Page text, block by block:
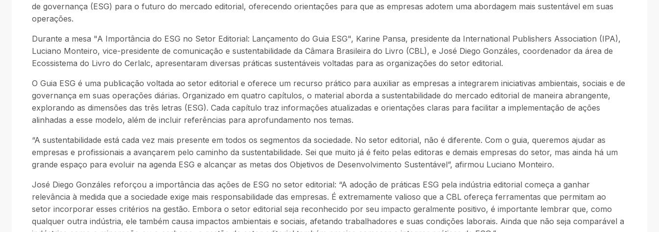
de governança (ESG) para o futuro do mercado editorial, oferecendo orientações para que as empresas adotem uma abordagem mais sustentável em suas
operações.
Durante a mesa "A Importância do ESG no Setor Editorial: Lançamento do Guia ESG", Karine Pansa, presidente da International Publishers Association (IPA),
Luciano Monteiro, vice-presidente de comunicação e sustentabilidade da Câmara Brasileira do Livro (CBL), e José Diego Gonzáles, coordenador da área de
Ecossistema do Livro do Cerlalc, apresentaram diversas práticas sustentáveis voltadas para as organizações do setor editorial.
O Guia ESG é uma publicação voltada ao setor editorial e oferece um recurso prático para auxiliar as empresas a integrarem iniciativas ambientais, sociais e de
governança em suas operações diárias. Organizado em quatro capítulos, o material aborda a sustentabilidade do mercado editorial de maneira abrangente,
explorando as dimensões das três letras (ESG). Cada capítulo traz informações atualizadas e orientações claras para facilitar a implementação de ações
alinhadas a esse modelo, além de incluir referências para aprofundamento nos temas.
“A sustentabilidade está cada vez mais presente em todos os segmentos da sociedade. No setor editorial, não é diferente. Com o guia, queremos ajudar as
empresas e profissionais a avançarem pelo caminho da sustentabilidade. Sei que muito já é feito pelas editoras e demais empresas do setor, mas ainda há um
grande espaço para evoluir na agenda ESG e alcançar as metas dos Objetivos de Desenvolvimento Sustentável”, afirmou Luciano Monteiro.
José Diego Gonzáles reforçou a importância das ações de ESG no setor editorial: “A adoção de práticas ESG pela indústria editorial começa a ganhar
relevância à medida que a sociedade exige mais responsabilidade das empresas. É extremamente valioso que a CBL ofereça ferramentas que permitam ao
setor incorporar esses critérios na gestão. Embora o setor editorial seja reconhecido por seu impacto geralmente positivo, é importante lembrar que, como
qualquer outra indústria, ele também causa impactos ambientais e sociais, afetando trabalhadores e suas condições laborais. Ainda que não seja comparável a